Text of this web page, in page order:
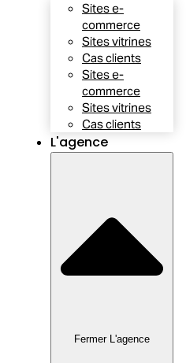
Sites e-
commerce
Sites vitrines
Cas clients
Sites e-
commerce
Sites vitrines
Cas clients
L'agence
Fermer L'agence